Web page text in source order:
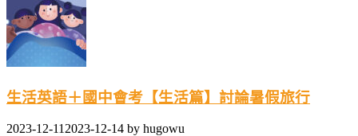
生活英語＋國中會考【生活篇】討論暑假旅行
2023-12-11 2023-12-14 by hugowu